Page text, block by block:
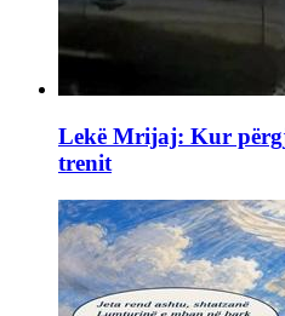
Lekë Mrijaj: Kur
trenit